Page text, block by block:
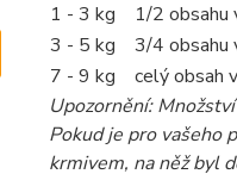
1 - 3 kg
1/2 obsahu
3 - 5 kg
3/4 obsahu
7 - 9 kg
celý obsah
Upozornění:
Pokud je pro vašeho
krmivem, na něž byl